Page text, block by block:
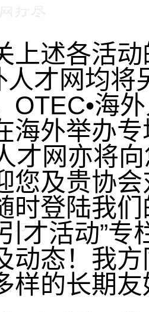
述各活动
人才网均
OTEC•海
海外举办
才网亦将
您及贵协
时登陆我
才活动”
动态！我
样的长期